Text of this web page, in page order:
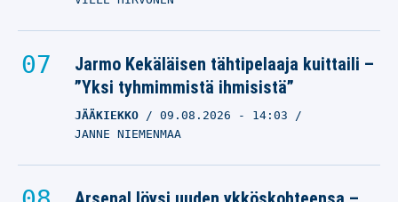
Jarmo Kekäläisen tähtipelaaja kuittaili –
”Yksi tyhmimmistä ihmisistä”
JÄÄKIEKKO 09.08.2026 - 14:03
JANNE NIEMENMAA